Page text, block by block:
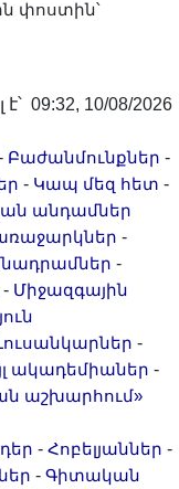
փոստին՝
09:32, 10/08/2026
Բաժանմունքներ -
- Կապ մեզ հետ -
անդամներ
-
-
- Միջազգային
-
ակադեմիաներ -
աշխարհում»
- Հոբելյաններ -
- Գիտական